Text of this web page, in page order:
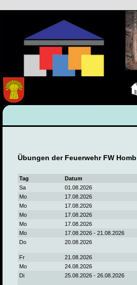
Übungen der Feuerwehr FW
Tag Datum
Sa
01.08.2026
Mo
17.08.2026
Mo
17.08.2026
Mo
17.08.2026
Mo
17.08.2026
Mo
17.08.2026 - 21.08.2026
Do
20.08.2026
Fr
21.08.2026
Mo
24.08.2026
Di
25.08.2026 - 26.08.2026